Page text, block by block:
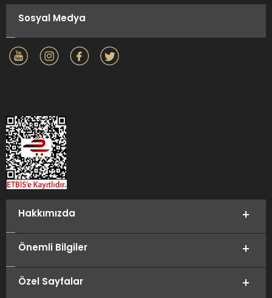
Sosyal Medya
Hakkımızda
Önemli Bilgiler
Özel Sayfalar